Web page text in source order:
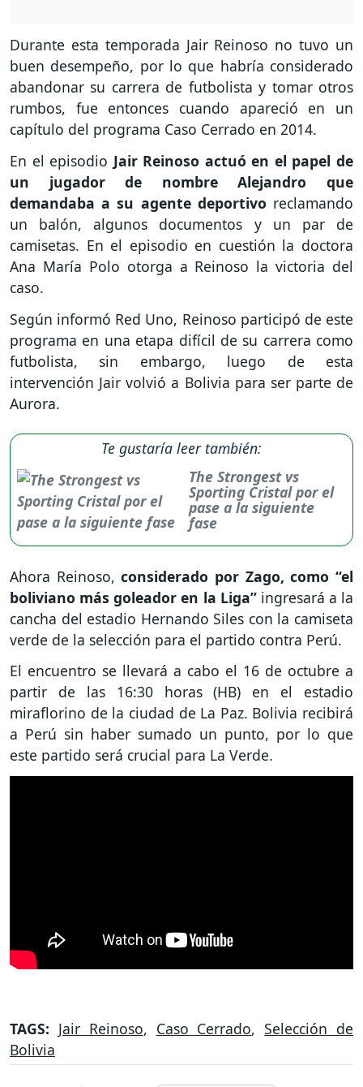
Durante esta temporada Jair Reinoso no tuvo un
buen desempeño, por lo que habría considerado
abandonar su carrera de futbolista y tomar otros
rumbos, fue entonces cuando apareció en un
capítulo del programa Caso Cerrado en 2014.
En el episodio Jair Reinoso actuó en el papel de
un jugador de nombre Alejandro que
demandaba a su agente deportivo reclamando
un balón, algunos documentos y un par de
camisetas. En el episodio en cuestión la doctora
Ana María Polo otorga a Reinoso la victoria del
caso.
Según informó Red Uno, Reinoso participó de este
programa en una etapa difícil de su carrera como
futbolista, sin embargo, luego de esta
intervención Jair volvió a Bolivia para ser parte de
Aurora.
Te gustaría leer también:
The Strongest vs
Sporting Cristal por el
pase a la siguiente
fase
Ahora Reinoso, considerado por Zago, como “el
boliviano más goleador en la Liga”ingresará a la
cancha del estadio Hernando Siles con la camiseta
verde de la selección para el partido contra Perú.
El encuentro se llevará a cabo el 16 de octubre a
partir de las 16:30 horas (HB) en el estadio
miraflorino de la ciudad de La Paz. Bolivia recibirá
a Perú sin haber sumado un punto, por lo que
este partido será crucial para La Verde.
TAGS: Jair Reinoso, Caso Cerrado,Selección de
Bolivia